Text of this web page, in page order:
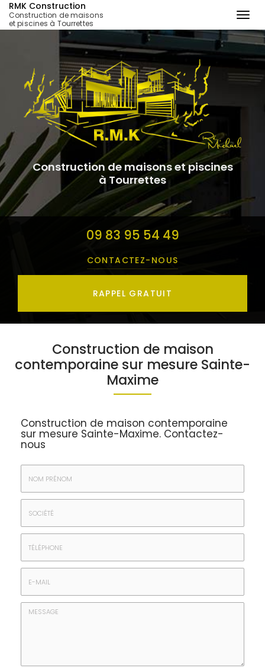
contenu
principal
RMK Construction
Construction de maisons
et piscines à Tourrettes
Construction de maisons et piscines
à Tourrettes
09 83 95 54 49
CONTACTEZ- NOUS
RAPPEL GRATUIT
Construction de maison
contemporaine sur mesure Sainte-
Maxime
Construction de maison contemporaine
sur mesure Sainte-Maxime. Contactez-
nous
Nom
Prénom
Société
Téléphone
E-